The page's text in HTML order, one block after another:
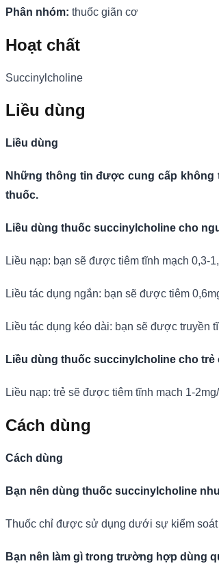
Phân nhóm: thuốc giãn cơ
Hoạt chất
Succinylcholine
Liều dùng
Liều dùng
Những thông tin được cung cấp không
thuốc.
Liều dùng thuốc succinylcholine cho
Liều nạp: bạn sẽ được tiêm tĩnh mạch 0,3-
Liều tác dụng ngắn: bạn sẽ được tiêm
Liều tác dụng kéo dài: bạn sẽ được truyền
Liều dùng thuốc succinylcholine cho trẻ
Liều nạp: trẻ sẽ được tiêm tĩnh mạch 1-
Cách dùng
Cách dùng
Bạn nên dùng thuốc succinylcholine
Thuốc chỉ được sử dụng dưới sự kiểm soát
Bạn nên làm gì trong trường hợp dùng